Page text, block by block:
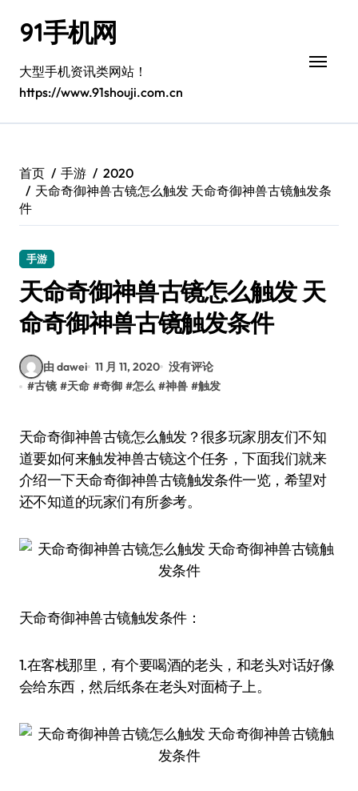
91手机网
大型手机资讯类网站！
https://www.91shouji.com.cn
首页 手游
2020
天命奇御神兽古镜怎么触发 天命奇御神兽古镜触发条
件
手游
天命奇御神兽古镜怎么触发 天
命奇御神兽古镜触发条件
由 dawei 11 月 11, 2020 没有评论
#古镜 #天命 #奇御 #怎么 #神兽 #触发
天命奇御神兽古镜怎么触发？很多玩家朋友们不知
道要如何来触发神兽古镜这个任务，下面我们就来
介绍一下天命奇御神兽古镜触发条件一览，希望对
还不知道的玩家们有所参考。
天命奇御神兽古镜触发条件：
1.在客栈那里，有个要喝酒的老头，和老头对话好像
会给东西，然后纸条在老头对面椅子上。